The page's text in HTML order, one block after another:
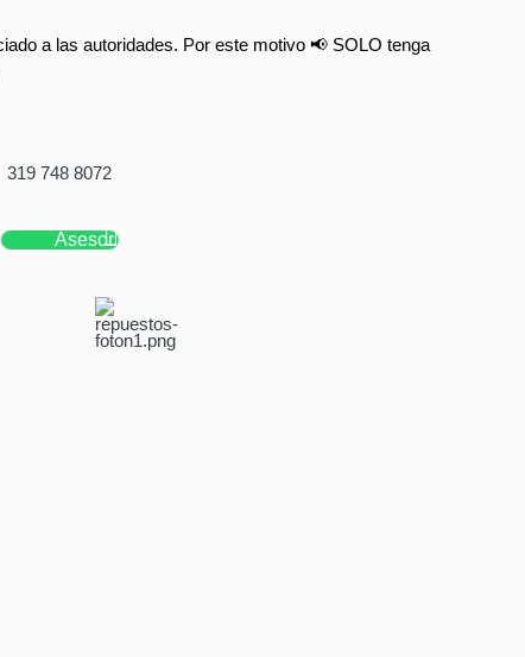
a las autoridades. Por este motivo 📢 SOLO tenga
319 748 8072
Asesor